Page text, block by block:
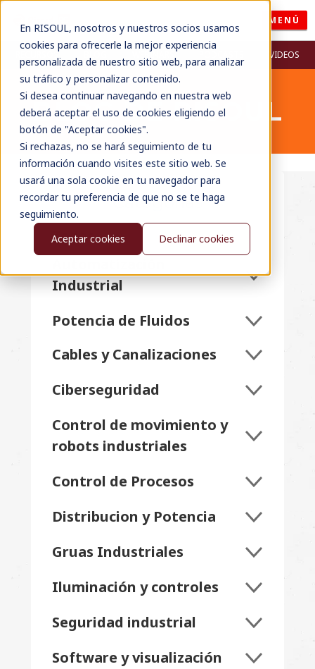
En RISOUL, nosotros y nuestros socios usamos
cookies para ofrecerle la mejor experiencia
personalizada de nuestro sitio web, para analizar
su tráfico y personalizar contenido.
Si desea continuar navegando en nuestra web
deberá aceptar el uso de cookies eligiendo el
botón de "Aceptar cookies".
Si rechazas, no se hará seguimiento de tu
información cuando visites este sitio web. Se
usará una sola cookie en tu navegador para
recordar tu preferencia de que no se te haga
seguimiento.
Aceptar cookies
Declinar cookies
MENÚ
RECURSOS WEBINARS VIDEOS
BLOG DE RISOUL
Categorías
Todos
Industrial
Potencia de Fluidos
Cables y Canalizaciones
Ciberseguridad
Control de movimiento y
robots industriales
Control de Procesos
Distribucion y Potencia
Gruas Industriales
Iluminación y controles
Seguridad industrial
Software y visualización